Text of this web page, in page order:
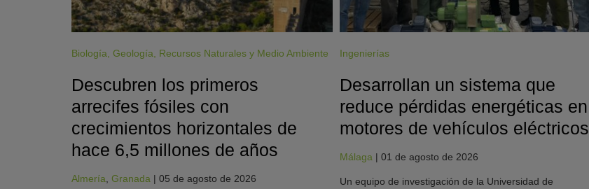
Biología, Geología, Recursos Naturales y Medio Ambiente
Descubren los primeros
arrecifes fósiles con
crecimientos horizontales de
hace 6,5 millones de años
Almería, Granada | 05 de agosto de 2026
Ingenierías
Desarrollan un sistema que
reduce pérdidas energéticas en
motores de vehículos eléctricos
Málaga |01 de agosto de 2026
Un equipo de investigación de la Universidad de